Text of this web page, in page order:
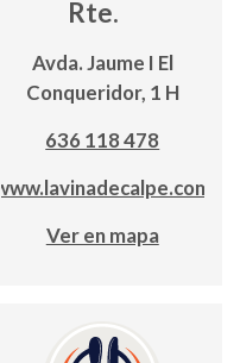
Rte.
Avda. Jaume I El
Conqueridor, 1 H
636 118 478
www.lavinadecalpe.com
Ver en mapa